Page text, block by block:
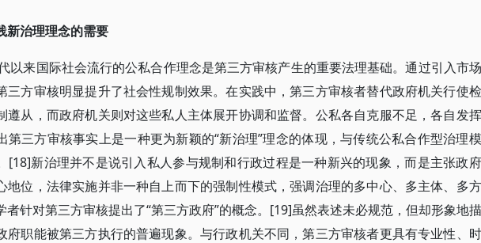
新治理理念的需要
以来国际社会流行的公私合作理念是第三方审核产生的重要法理基础。通过引入市
三方审核明显提升了社会性规制效果。在实践中，第三方审核者替代政府机关行使
遵从，而政府机关则对这些私人主体展开协调和监督。公私各自克服不足，各自发
第三方审核事实上是一种更为新颖的“新治理”理念的体现，与传统公私合作型治理
[18]新治理并不是说引入私人参与规制和行政过程是一种新兴的现象，而是主张政
地位，法律实施并非一种自上而下的强制性模式，强调治理的多中心、多主体、多
者针对第三方审核提出了“第三方政府”的概念。[19]虽然表述未必规范，但却形象地
府职能被第三方执行的普遍现象。与行政机关不同，第三方审核者更具有专业性、